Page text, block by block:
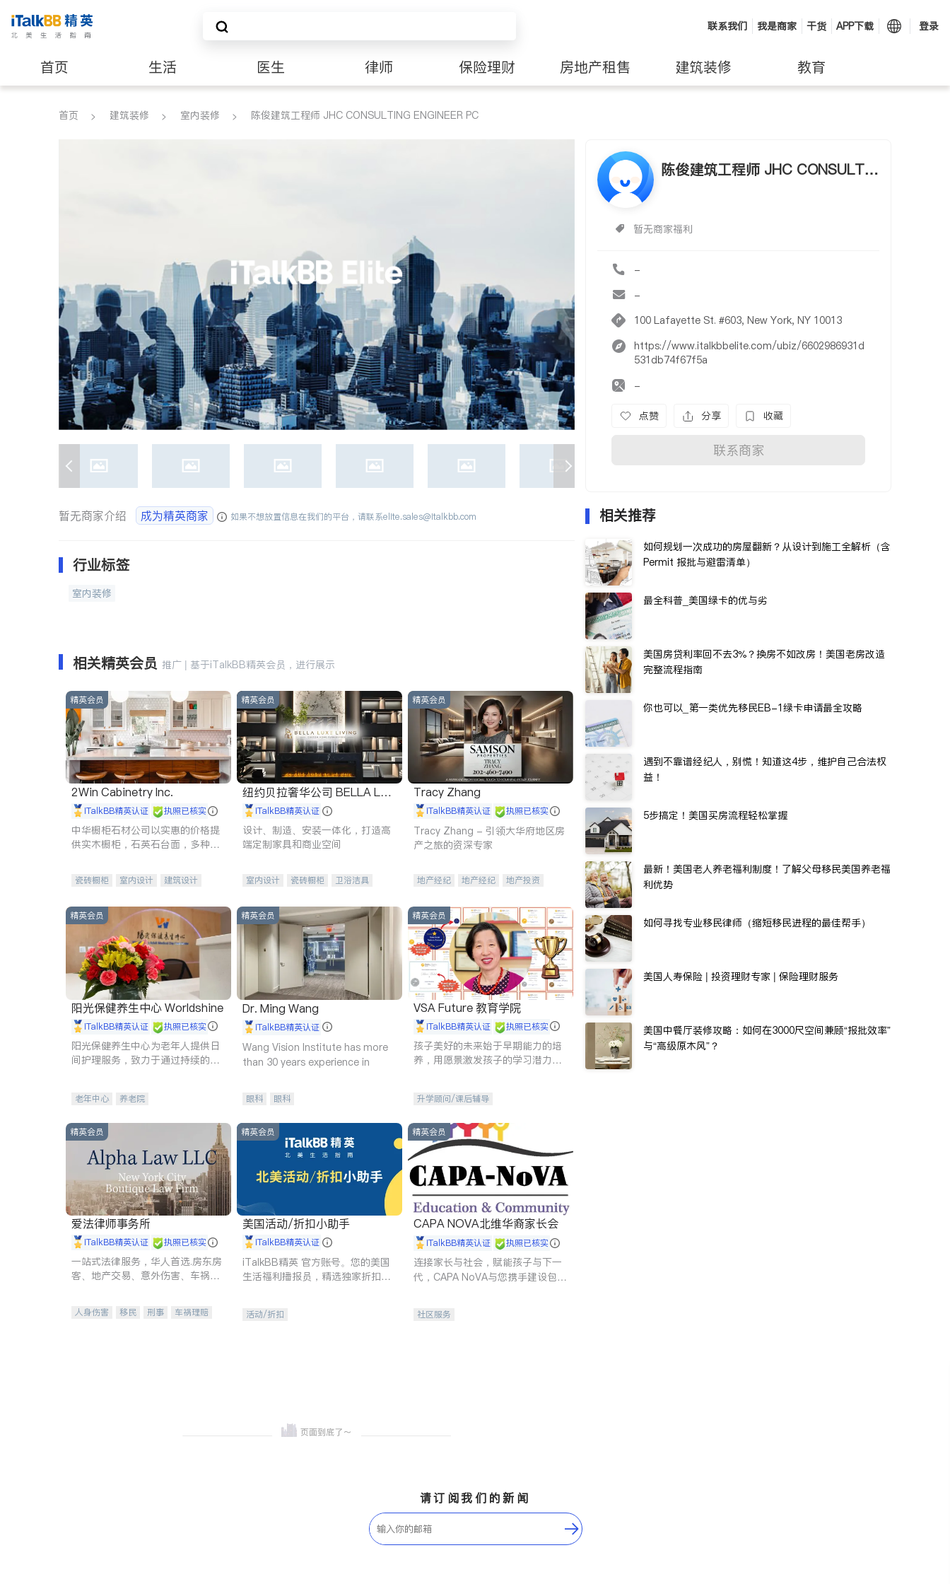
联系我们 我是商家 干货 APP下载 登录
首页 生活 医生 律师 保险理财 房地产租售 建筑装修 教育
养老 非盈利组织
首页 建筑装修 室内装修 陈俊建筑工程师 JHC CONSULTING ENGINEER PC
陈俊建筑工程师 JHC CONSULTIN
暂无商家福利
-
-
100 Lafayette St. #603, New York, NY 10013
https://www.italkbbelite.com/ubiz/6602986931d
531db74f67f5a
-
点赞 分享 收藏
联系商家
暂无商家介绍 成为精英商家 如果不想放置信息在我们的平台，请联系elite.sales@italkbb.com
行业标签
室内装修
相关精英会员 推广 | 基于iTalkBB精英会员，进行展示
精英会员
2Win Cabinetry Inc.
iTalkBB精英认证 执照已核实
中华橱柜石材公司以实惠的价格提
供实木橱柜，石英石台面，多种优
机。品质厨房，家的选择。
瓷砖橱柜 室内设计
建筑设计
精英会员
纽约贝拉奢华公司 BELLA LUX
E iTalkBB精英认证
设计、制造、安装一体化，打造高
端定制家具和商业空间
室内设计 瓷砖橱柜
卫浴洁具
室内装修
精英会员
Tracy Zhang
iTalkBB精英认证 执照已核实
Tracy Zhang - 引领大华府地区房
产之旅的资深专家
地产经纪 地产经纪
地产投资
精英会员
阳光保健养生中心 Worldshine
iTalkBB精英认证 执照已核实
阳光保健养生中心为老年人提供日
间护理服务，致力于通过持续的护
老年中心 养老院
精英会员
Dr. Ming Wang
iTalkBB精英认证
Wang Vision Institute has more
than 30 years experience in
眼科 眼科
精英会员
VSA Future 教育学院
iTalkBB精英认证 执照已核实
孩子美好的未来始于早期能力的培
养，用愿景激发孩子的学习潜力和
升学顾问/课后辅导
精英会员
爱法律师事务所
iTalkBB精英认证 执照已核实
一站式法律服务，华人首选.房东房
客、地产交易、意外伤害、车祸重
人身伤害 移民 刑事
车祸理赔
精英会员
美国活动/折扣小助手
iTalkBB精英认证
iTalkBB精英 官方账号。您的美国
生活福利播报员，精选独家折扣、
活动/折扣
精英会员
CAPA NOVA北维华裔家长会
iTalkBB精英认证 执照已核实
连接家长与社会，赋能孩子与下一
代，CAPA NoVA与您携手建设包
社区服务
相关推荐
如何规划一次成功的房屋翻新？从设计到施工全解析（含
Permit 报批与避雷清单）
最全科普_美国绿卡的优与劣
美国房贷利率回不去3%？换房不如改房！美国老房改造
完整流程指南
你也可以_第一类优先移民EB-1绿卡申请最全攻略
遇到不靠谱经纪人，别慌！知道这4步，维护自己合法权
益！
5步搞定！美国买房流程轻松掌握
最新！美国老人养老福利制度！了解父母移民美国养老福
利优势
如何寻找专业移民律师（缩短移民进程的最佳帮手）
美国人寿保险 | 投资理财专家 | 保险理财服务
美国中餐厅装修攻略：如何在3000尺空间兼顾“报批效率”
与“高级原木风”？
请订阅我们的新闻